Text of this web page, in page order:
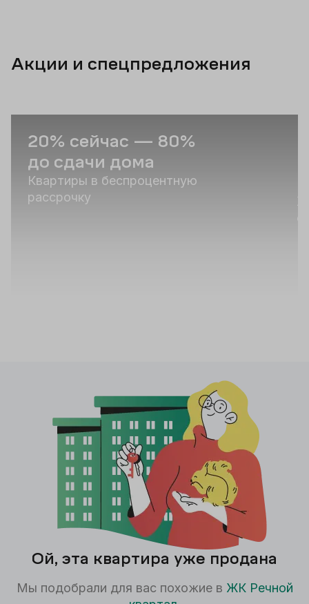
Акции и спецпредложения
20% сейчас — 80%
до сдачи дома
Квартиры в беспроцентную
рассрочку
Ой, эта квартира уже продана
Мы подобрали для вас похожие в ЖК Речной